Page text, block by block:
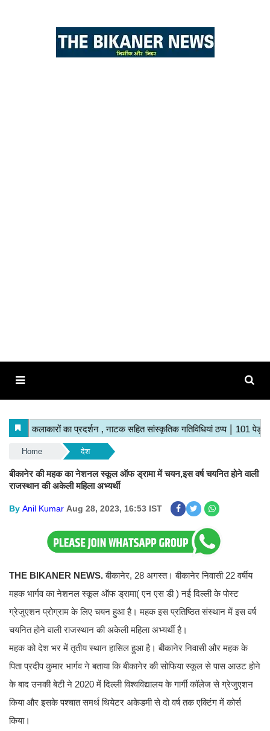
Home देश
बीकानेर की महक का नेशनल स्कूल ऑफ ड्रामा में चयन,इस वर्ष चयनित होने वाली
राजस्थान की अकेली महिला अभ्यर्थी
By Anil Kumar Aug 28, 2023, 16:53 IST
THE BIKANER NEWS.बीकानेर, 28 अगस्त। बीकानेर निवासी 22 वर्षीय
महक भार्गव का नेशनल स्कूल ऑफ ड्रामा( एन एस डी ) नई दिल्ली के पोस्ट
ग्रेजुएशन प्रोग्राम के लिए चयन हुआ है। महक इस प्रतिष्ठित संस्थान में इस वर्ष
चयनित होने वाली राजस्थान की अकेली महिला अभ्यर्थी है।
महक को देश भर में तृतीय स्थान हासिल हुआ है। बीकानेर निवासी और महक के
पिता प्रदीप कुमार भार्गव ने बताया कि बीकानेर की सोफिया स्कूल से पास आउट होने
के बाद उनकी बेटी ने 2020 में दिल्ली विश्वविद्यालय के गार्गी कॉलेज से ग्रेजुएशन
किया और इसके पश्चात समर्थ थियेटर अकेडमी से दो वर्ष तक एक्टिंग में कोर्स
किया।